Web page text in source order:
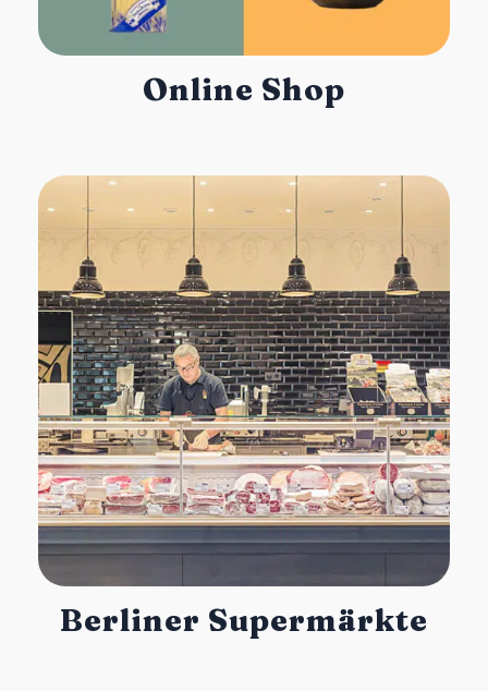
Online Shop
Berliner Supermärkte